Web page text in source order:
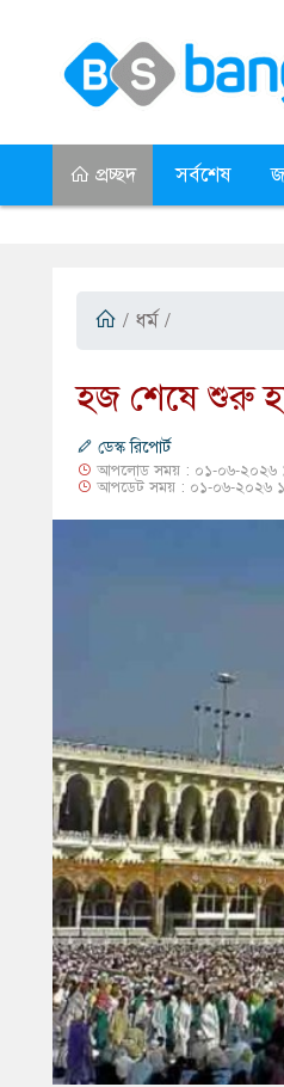
প্রচ্ছদ সর্বশেষ
/ ধর্ম /
হজ শেষে শুরু
ডেস্ক রিপোর্ট
আপলোড সময় : ০১-০৬-২০২৬
আপডেট সময় : ০১-০৬-২০২৬